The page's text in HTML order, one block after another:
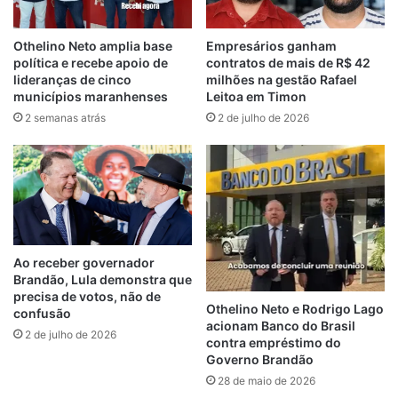
publicado no Diário Oficial do Município,
que passou a ter validade desde o último
dia 17 de julho de 2023, a obra teria sido
paralisada por conta do valor contratual que
estaria defasado em decorrência dos
praticados atualmente no mercado, não
sendo possível dar continuidade à obra em
função do aumento dos custos dos
materiais de construção civil para
construção da referida escola.
Ainda segundo o contrato acima anexado, a
empresa ainda possui um saldo contratual
atual de R$ 2.200.105,97 (dois milhões,
duzentos mil, cento e cinco reais e noventa
e sete centavos), tendo um acréscimo de
Othelino Neto amplia base
política e recebe apoio de
lideranças de cinco
municípios maranhenses
2 semanas atrás
Empresários ganham
contratos de mais de R$ 42
milhões na gestão Rafael
Leitoa em Timon
2 de julho de 2026
Ao receber governador
Brandão, Lula demonstra que
precisa de votos, não de
confusão
2 de julho de 2026
Othelino Neto e Rodrigo Lago
acionam Banco do Brasil
contra empréstimo do
Governo Brandão
28 de maio de 2026